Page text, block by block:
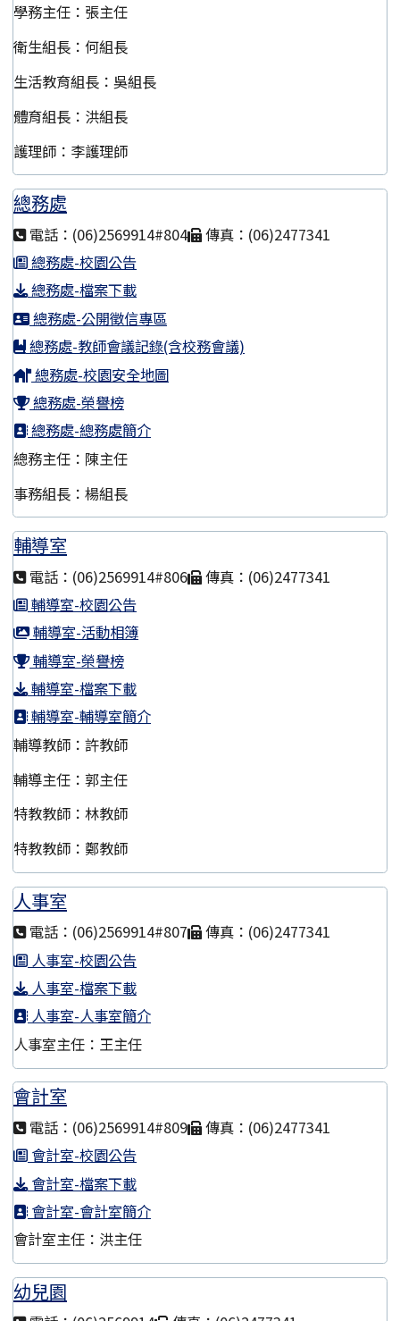
學務主任：張主任
衛生組長：何組長
生活教育組長：吳組長
體育組長：洪組長
護理師：李護理師
總務處
電話：(06)2569914#804
傳真：(06)2477341
總務處-校園公告
總務處-檔案下載
總務處-公開徵信專區
總務處-教師會議記錄(含校務會議)
總務處-校園安全地圖
總務處-榮譽榜
總務處-總務處簡介
總務主任：陳主任
事務組長：楊組長
輔導室
電話：(06)2569914#806
傳真：(06)2477341
輔導室-校園公告
輔導室-活動相簿
輔導室-榮譽榜
輔導室-檔案下載
輔導室-輔導室簡介
輔導教師：許教師
輔導主任：郭主任
特教教師：林教師
特教教師：鄭教師
人事室
電話：(06)2569914#807
傳真：(06)2477341
人事室-校園公告
人事室-檔案下載
人事室-人事室簡介
人事室主任：王主任
會計室
電話：(06)2569914#809
傳真：(06)2477341
會計室-校園公告
會計室-檔案下載
會計室-會計室簡介
會計室主任：洪主任
幼兒園